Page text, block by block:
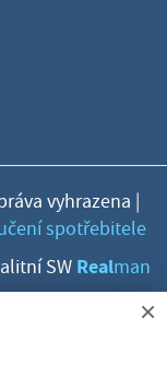
vyhrazena |
spotřebitele
SW Realman
×